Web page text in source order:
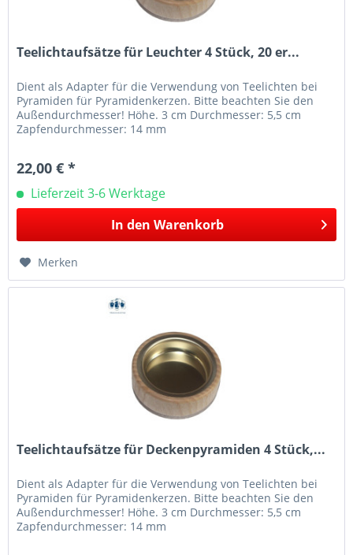
Teelichtaufsätze für Leuchter 4 Stück, 20 er...
Dient als Adapter für die Verwendung von Teelichten bei
Pyramiden für Pyramidenkerzen. Bitte beachten Sie den
Außendurchmesser! Höhe. 3 cm Durchmesser: 5,5 cm
Zapfendurchmesser: 14 mm
22,00 € *
Lieferzeit 3-6 Werktage
In den Warenkorb
Merken
Teelichtaufsätze für Deckenpyramiden 4 Stück,...
Dient als Adapter für die Verwendung von Teelichten bei
Pyramiden für Pyramidenkerzen. Bitte beachten Sie den
Außendurchmesser! Höhe. 3 cm Durchmesser: 5,5 cm
Zapfendurchmesser: 14 mm